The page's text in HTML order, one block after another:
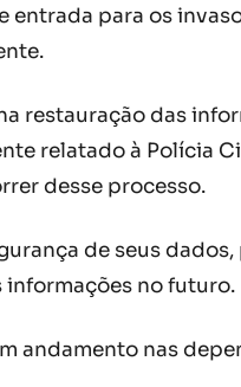
para os
restauração das
relatado à Polícia
desse processo.
de seus
informações no futuro.
andamento nas